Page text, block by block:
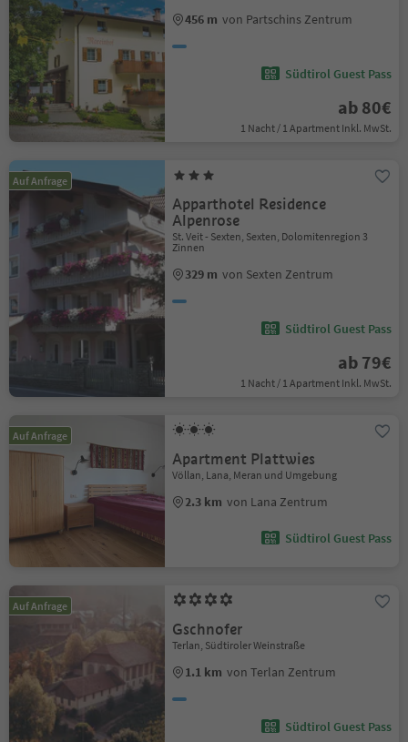
456 m von Partschins Zentrum
Südtirol Guest Pass
ab 80€
1 Nacht / 1 Apartment Inkl. MwSt.
Auf Anfrage
Apparthotel Residence
Alpenrose
St. Veit - Sexten, Sexten, Dolomitenregion 3
Zinnen
329 m von Sexten Zentrum
Südtirol Guest Pass
ab 79€
1 Nacht / 1 Apartment Inkl. MwSt.
Auf Anfrage
Apartment Plattwies
Völlan, Lana, Meran und Umgebung
2.3 km von Lana Zentrum
Südtirol Guest Pass
Auf Anfrage
Gschnofer
Terlan, Südtiroler Weinstraße
1.1 km von Terlan Zentrum
Südtirol Guest Pass